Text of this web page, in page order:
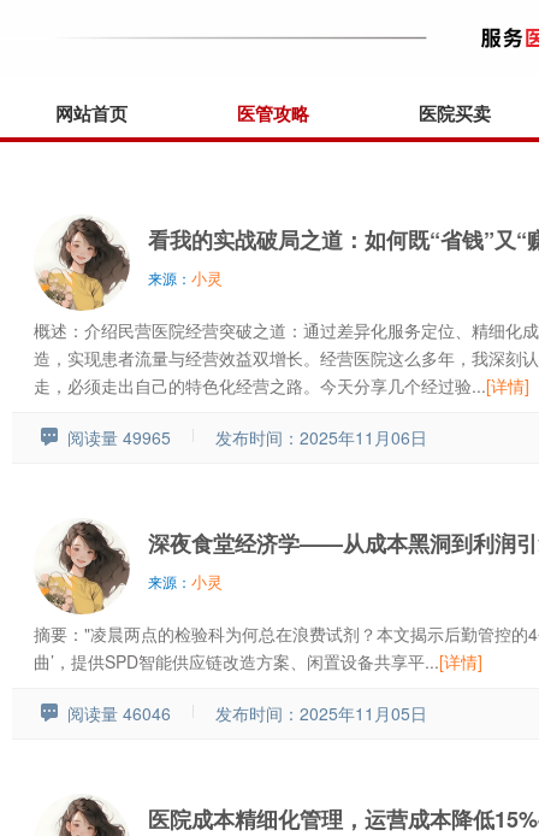
网站首页 医管攻略 医院买卖
看我的实战破局之道：如何既“省钱”又“
来源： 小灵
概述：介绍民营医院经营突破之道：通过差异化服务定位、精细化
造，实现患者流量与经营效益双增长。经营医院这么多年，我深刻
走，必须走出自己的特色化经营之路。今天分享几个经过验...[详情]
阅读量 49965 发布时间：2025年11月06日
深夜食堂经济学——从成本黑洞到利润
来源： 小灵
摘要："凌晨两点的检验科为何总在浪费试剂？本文揭示后勤管控的
曲’，提供SPD智能供应链改造方案、闲置设备共享平...[详情]
阅读量 46046 发布时间：2025年11月05日
医院成本精细化管理，运营成本降低